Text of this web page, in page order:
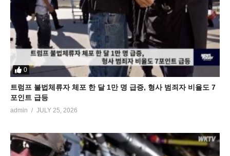
0
트럼프 불법체류자 체포 한 달 1만 명 급증, 형사 범죄자 비율도 7
포인트 급등
admin JULY 25, 2026